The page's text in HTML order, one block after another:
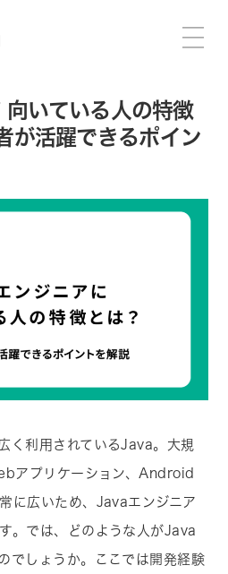
いている人の特徴
が活躍できるポイン
く利用されているJava。大規
アプリケーション、Android
に広いため、Javaエンジニア
。では、どのような人がJava
でしょうか。ここでは開発経験